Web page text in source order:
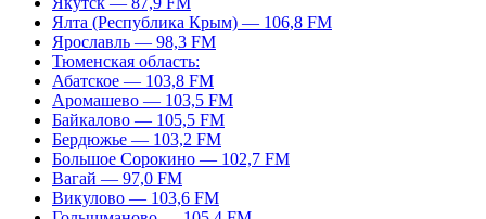
Ялта (Республика Крым) — 106,8 FM
Ярославль — 98,3 FM
Тюменская область:
Абатское — 103,8 FM
Аромашево — 103,5 FM
Байкалово — 105,5 FM
Бердюжье — 103,2 FM
Большое Сорокино — 102,7 FM
Вагай — 97,0 FM
Викулово — 103,6 FM